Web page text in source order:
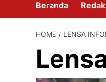
Beranda
HOME LENSA